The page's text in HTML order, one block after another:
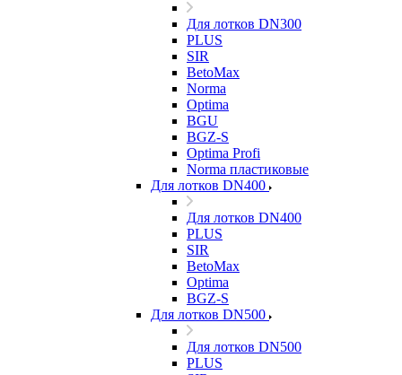
Для лотков DN300
PLUS
SIR
BetoMax
Norma
Optima
BGU
BGZ-S
Optima Profi
Norma пластиковые
Для лотков DN400
Для лотков DN400
PLUS
SIR
BetoMax
Optima
BGZ-S
Для лотков DN500
Для лотков DN500
PLUS